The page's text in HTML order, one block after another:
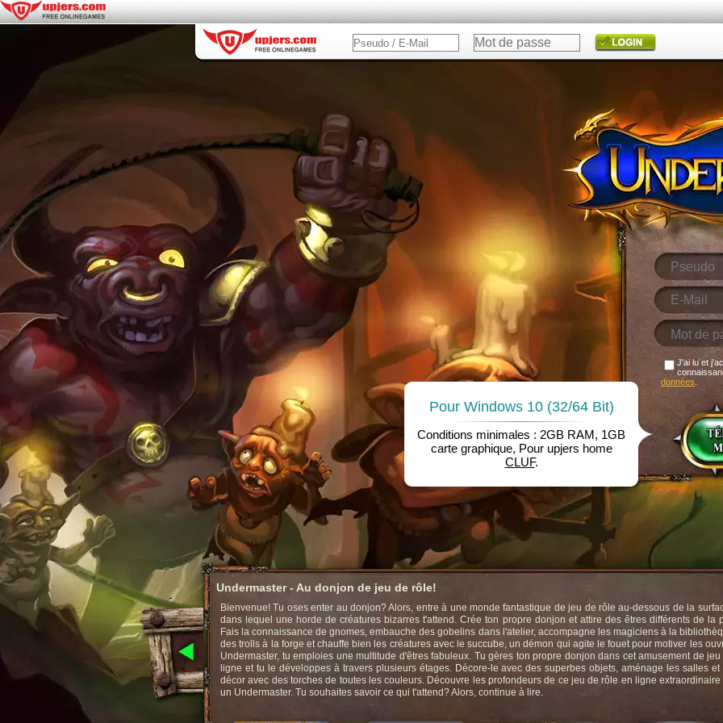
Undermaster - Au donjon de jeu de rôle!
Bienvenue! Tu oses enter au donjon? Alors, entre à une monde fantastique de jeu de rôle au-dessous de la
dans lequel une horde de créatures bizarres t'attend. Crée ton propre donjon et attire des êtres différents de la
Fais la connaissance de gnomes, embauche des gobelins dans l'atelier, accompagne les magiciens à la
des trolls à la forge et chauffe bien les créatures avec le succube, un démon qui agite le fouet pour motiver les
Undermaster, tu emploies une multitude d'êtres fabuleux. Tu gères ton propre donjon dans cet amusement de
ligne et tu le développes à travers plusieurs étages. Décore-le avec des superbes objets, aménage les salles
décor avec des torches de toutes les couleurs. Découvre les profondeurs de ce jeu de rôle en ligne
un Undermaster. Tu souhaites savoir ce qui t'attend? Alors, continue à lire.
J'ai lu et
données
Pour Windows 10 (32/64 Bit)
Conditions minimales : 2GB RAM, 1GB
carte graphique, Pour upjers home
CLUF.